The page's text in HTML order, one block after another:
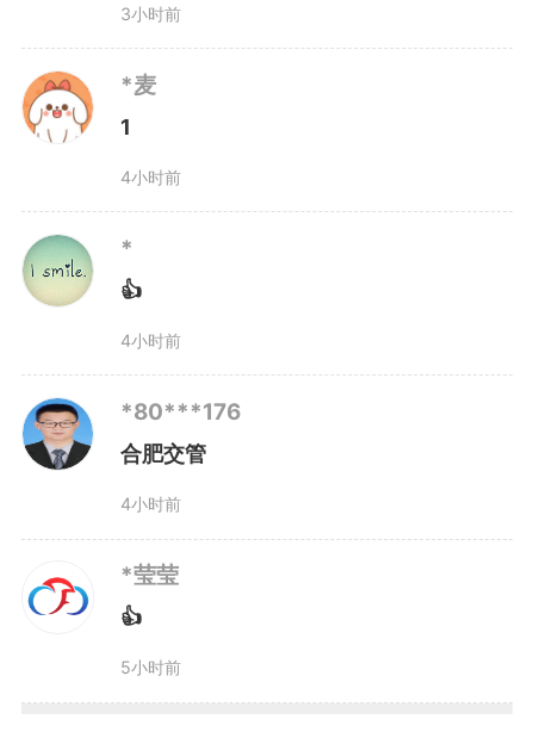
队、中队，最快也要两天，早已错
过处置的“黄金周期”，合肥市公安
局交管支队民意智感中心民警刘泉
介绍，“现在12345热线中的交管诉
求直接转接到12123，对紧急诉求
我们马上用对讲机调度警力到场，
场”。
“群众通过12123来电反映诉
求，我们接了，马上就办。中心还
专门设置审核巡查岗，对每一件工
单视频跟踪问效、复盘评级，确保
3小时前
*麦
1
4小时前
*
👍
4小时前
*80***176
合肥交管
4小时前
*莹莹
👍
5小时前